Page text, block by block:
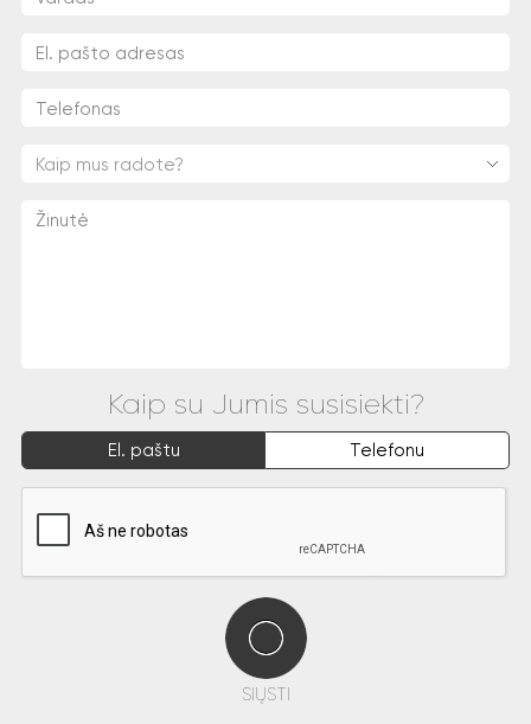
Kaip mus radote?
Kaip su Jumis susisiekti?
El. paštu Telefonu
SIŲSTI